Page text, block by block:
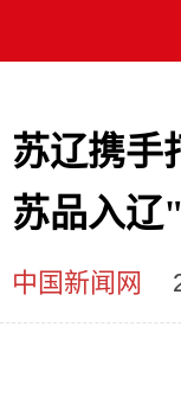
苏辽携手
苏品入辽
中国新闻网